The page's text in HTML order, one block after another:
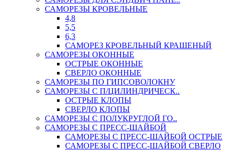
САМОРЕЗЫ КРОВЕЛЬНЫЕ
4,8
5,5
6,3
САМОРЕЗ КРОВЕЛЬНЫЙ КРАШЕНЫЙ
САМОРЕЗЫ ОКОННЫЕ
ОСТРЫЕ ОКОННЫЕ
СВЕРЛО ОКОННЫЕ
САМОРЕЗЫ ПО ГИПСОВОЛОКНУ
САМОРЕЗЫ С П/ЦИЛИНДРИЧЕСК..
ОСТРЫЕ КЛОПЫ
СВЕРЛО КЛОПЫ
САМОРЕЗЫ С ПОЛУКРУГЛОЙ ГО..
САМОРЕЗЫ С ПРЕСС-ШАЙБОЙ
САМОРЕЗЫ С ПРЕСС-ШАЙБОЙ ОСТРЫЕ
САМОРЕЗЫ С ПРЕСС-ШАЙБОЙ СВЕРЛО